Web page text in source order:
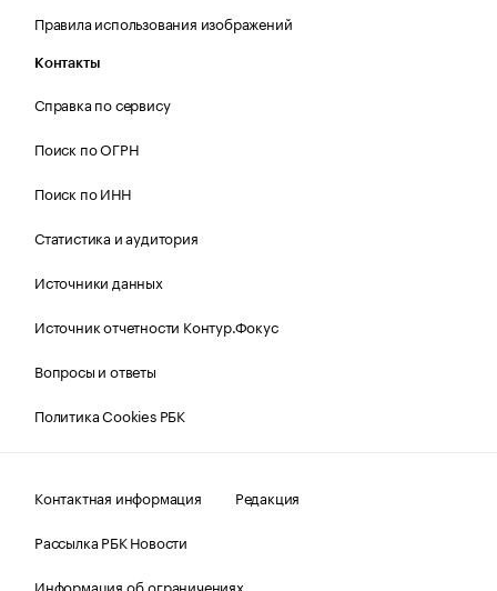
Правила использования изображений
Контакты
Справка по сервису
Поиск по ОГРН
Поиск по ИНН
Статистика и аудитория
Источники данных
Источник отчетности Контур.Фокус
Вопросы и ответы
Политика Cookies РБК
Контактная информация
Редакция
Рассылка РБК Новости
Информация об ограничениях